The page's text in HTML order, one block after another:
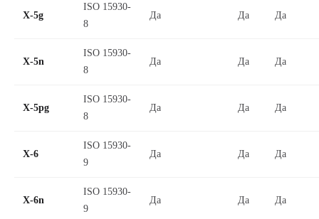
X-5g
ISO 15930-
8
Да Да Да
X-5n
ISO 15930-
8
Да Да Да
X-5pg
ISO 15930-
8
Да Да Да
X-6
ISO 15930-
9
Да Да Да
X-6n
ISO 15930-
9
Да Да Да